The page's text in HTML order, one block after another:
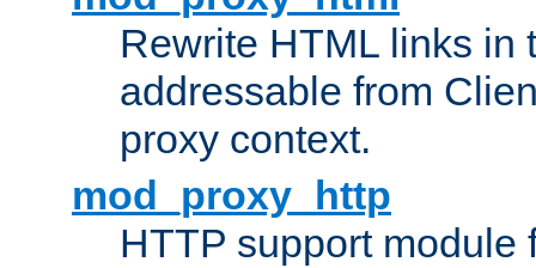
Rewrite HTML links in
addressable from
proxy context.
mod_proxy_http
HTTP support module